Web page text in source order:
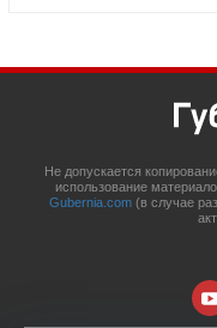
Не допускается
использование
Gubernia.com (в случае